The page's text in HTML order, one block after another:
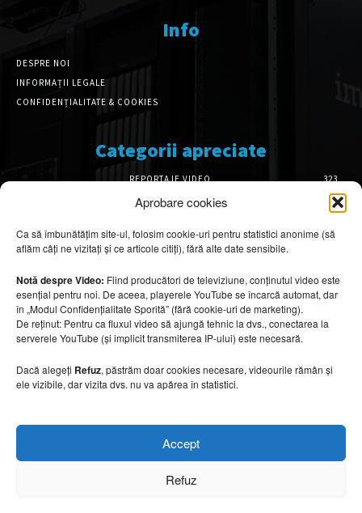
Aprobare cookies
Ca să îmbunătățim site-ul, folosim cookie-uri pentru statistici anonime (să
aflăm câți ne vizitați și ce articole citiți), fără alte date sensibile.
Notă despre Video: Fiind producători de televiziune, conținutul video este
esențial pentru noi. De aceea, playerele YouTube se încarcă automat, dar
în „Modul Confidențialitate Sporită” (fără cookie-uri de marketing).
De reținut: Pentru ca fluxul video să ajungă tehnic la dvs., conectarea la
serverele YouTube (și implicit transmiterea IP-ului) este necesară.
Dacă alegeți Refuz, păstrăm doar cookies necesare, videourile rămân și
ele vizibile, dar vizita dvs. nu va apărea în statistici.
Accept
Refuz
Info
DESPRE NOI
INFORMAȚII LEGALE
CONFIDENȚIALITATE & COOKIES
Categorii apreciate
REPORTAJE VIDEO
323
AMENAJĂRI INTERIOARE
126
DESIGN INTERIOR
64
ARHITECTURĂ & DESIGN
OPINII & ANALIZE
43
Articole recomandate
Cele mai impresionante cabane moderne
7 august 2026
Ouse Valley Viaduct, construcția care
7 august 2026